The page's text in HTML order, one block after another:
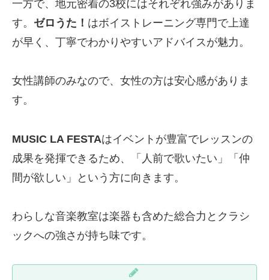
一方で、地元密着の3校にはそれぞれ強みがありま
す。 ゼロうた！ はボイストレーニング専門で上達
が早く、丁寧でわかりやすいアドバイスが魅力。
女性講師のみなので、女性の方は安心感がありま
す。
MUSIC LA FESTAはイベントが豊富でレッスンの
成果を発揮できるため、「人前で歌いたい」「仲
間が欲しい」という方に向きます。
わらしな音楽教室は楽器も含めた総合力とクラシ
ックへの強さが持ち味です。